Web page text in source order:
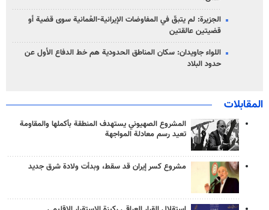
الجزيرة: لم يتبقّ في المفاوضات الإيرانية-العُمانية سوى قضية أو
قضيتين عالقتين
اللواء جاويدان: سكان المناطق الحدودية هم خط الدفاع الأول عن
حدود البلاد
المقابلات
المشروع الصهيوني يستهدف المنطقة بأكملها والمقاومة
تعيد رسم معادلة المواجهة
مشروع كسر إيران قد سقط، وبدأت ولادة شرق جديد